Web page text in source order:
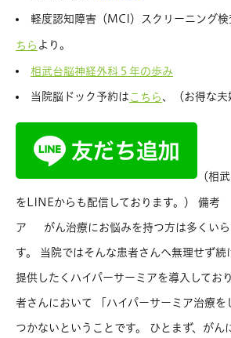
軽度認知障害（MCI）スクリーニング検
ちら より。
相武台脳神経外科５年の歩み
当院脳ドック予約は こちら、（お得な夫
（相
をLINEからも配信しております。） 備考
ア がん治療にお悩みを持つ方は多くいら
す。 当院ではそんな患者さんへ無理せず続
提供したくハイパーサーミアを導入してお
者さんにおいて 「ハイパーサーミア治療を
つかないということです。 ひとまず、が